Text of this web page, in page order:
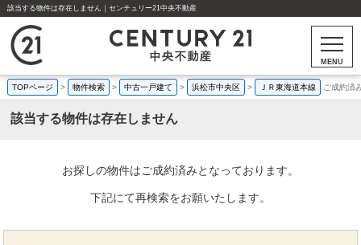
該当する物件は存在しません｜センチュリー21中央不動産
MENU
TOPページ > 物件検索 > 中古一戸建て > 浜松市中央区 > ＪＲ東海道本線 ご成約済
該当する物件は存在しません
お探しの物件はご成約済みとなっております。
下記にて再検索をお願いたします。